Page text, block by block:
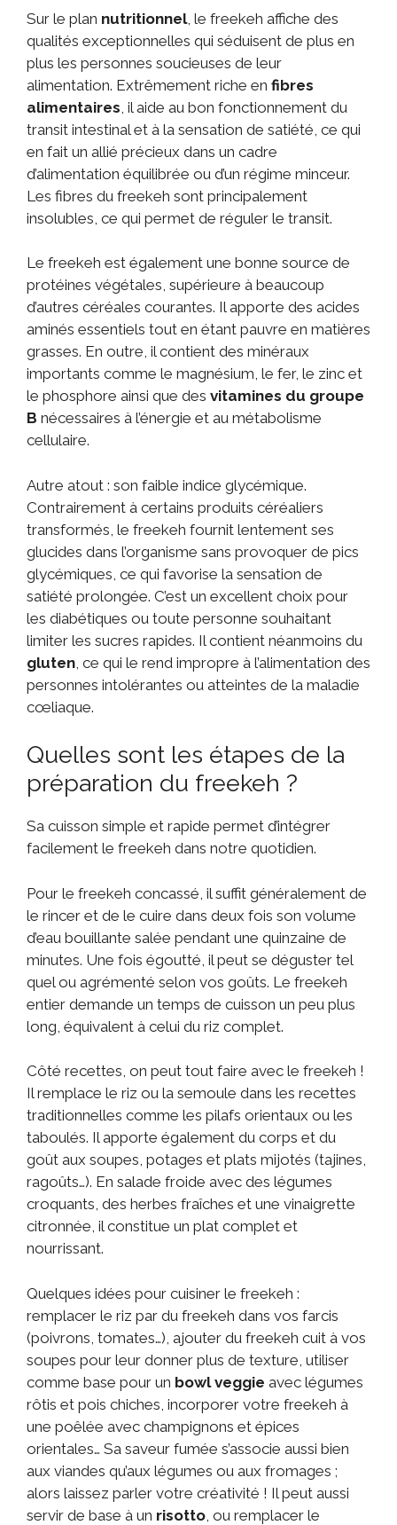
Sur le plan nutritionnel, le freekeh affiche des
qualités exceptionnelles qui séduisent de plus en
plus les personnes soucieuses de leur
alimentation. Extrêmement riche en fibres
alimentaires , il aide au bon fonctionnement du
transit intestinal et à la sensation de satiété, ce qui
en fait un allié précieux dans un cadre
d’alimentation équilibrée ou d’un régime minceur.
Les fibres du freekeh sont principalement
insolubles, ce qui permet de réguler le transit.
Le freekeh est également une bonne source de
protéines végétales, supérieure à beaucoup
d’autres céréales courantes. Il apporte des acides
aminés essentiels tout en étant pauvre en matières
grasses. En outre, il contient des minéraux
importants comme le magnésium, le fer, le zinc et
le phosphore ainsi que des vitamines du groupe
B nécessaires à l’énergie et au métabolisme
cellulaire.
Autre atout : son faible indice glycémique.
Contrairement à certains produits céréaliers
transformés, le freekeh fournit lentement ses
glucides dans l’organisme sans provoquer de pics
glycémiques, ce qui favorise la sensation de
satiété prolongée. C’est un excellent choix pour
les diabétiques ou toute personne souhaitant
limiter les sucres rapides. Il contient néanmoins du
gluten , ce qui le rend impropre à l’alimentation des
personnes intolérantes ou atteintes de la maladie
cœliaque.
Quelles sont les étapes de la
préparation du freekeh ?
Sa cuisson simple et rapide permet d’intégrer
facilement le freekeh dans notre quotidien.
Pour le freekeh concassé, il suffit généralement de
le rincer et de le cuire dans deux fois son volume
d’eau bouillante salée pendant une quinzaine de
minutes. Une fois égoutté, il peut se déguster tel
quel ou agrémenté selon vos goûts. Le freekeh
entier demande un temps de cuisson un peu plus
long, équivalent à celui du riz complet.
Côté recettes, on peut tout faire avec le freekeh !
Il remplace le riz ou la semoule dans les recettes
traditionnelles comme les pilafs orientaux ou les
taboulés. Il apporte également du corps et du
goût aux soupes, potages et plats mijotés (tajines,
ragoûts…). En salade froide avec des légumes
croquants, des herbes fraîches et une vinaigrette
citronnée, il constitue un plat complet et
nourrissant.
Quelques idées pour cuisiner le freekeh :
remplacer le riz par du freekeh dans vos farcis
(poivrons, tomates…), ajouter du freekeh cuit à vos
soupes pour leur donner plus de texture, utiliser
comme base pour un bowl veggie avec légumes
rôtis et pois chiches, incorporer votre freekeh à
une poêlée avec champignons et épices
orientales… Sa saveur fumée s’associe aussi bien
aux viandes qu’aux légumes ou aux fromages ;
alors laissez parler votre créativité ! Il peut aussi
servir de base à un risotto , ou remplacer le